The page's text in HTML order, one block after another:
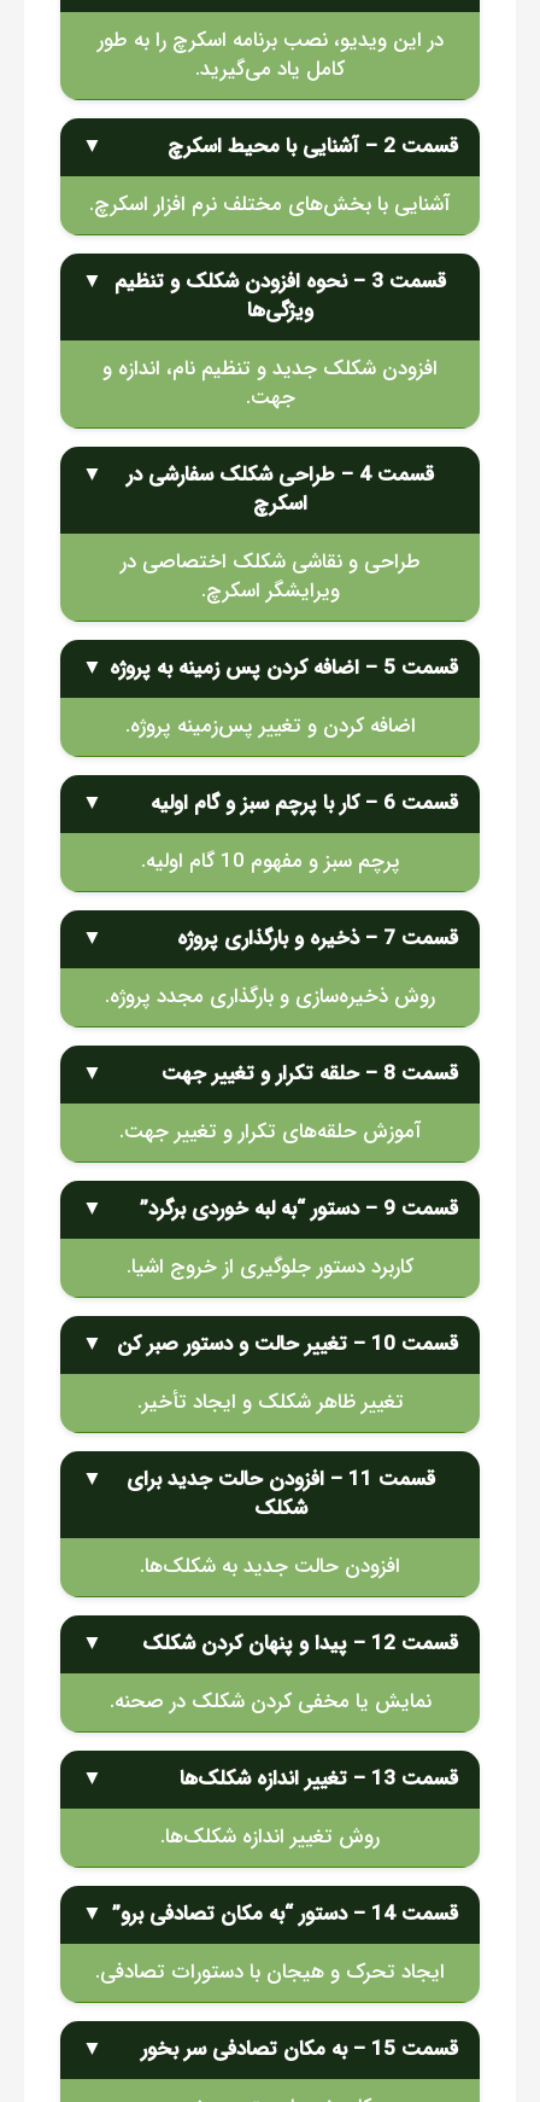
در این ویدیو، نصب برنامه اسکرچ را به طور
کامل یاد می‌گیرید.
قسمت 2 – آشنایی با محیط اسکرچ
▼
آشنایی با بخش‌های مختلف نرم افزار اسکرچ.
قسمت 3 – نحوه افزودن شکلک و تنظیم
ویژگی‌ها
▼
افزودن شکلک جدید و تنظیم نام، اندازه و
جهت.
قسمت 4 – طراحی شکلک سفارشی در
اسکرچ
▼
طراحی و نقاشی شکلک اختصاصی در
ویرایشگر اسکرچ.
قسمت 5 – اضافه کردن پس زمینه به پروژه
▼
اضافه کردن و تغییر پس‌زمینه پروژه.
قسمت 6 – کار با پرچم سبز و گام اولیه
▼
پرچم سبز و مفهوم 10 گام اولیه.
قسمت 7 – ذخیره و بارگذاری پروژه
▼
روش ذخیره‌سازی و بارگذاری مجدد پروژه.
قسمت 8 – حلقه تکرار و تغییر جهت
▼
آموزش حلقه‌های تکرار و تغییر جهت.
قسمت 9 – دستور “به لبه خوردی برگرد”
▼
کاربرد دستور جلوگیری از خروج اشیا.
قسمت 10 – تغییر حالت و دستور صبر کن
▼
تغییر ظاهر شکلک و ایجاد تأخیر.
قسمت 11 – افزودن حالت جدید برای
شکلک
▼
افزودن حالت جدید به شکلک‌ها.
قسمت 12 – پیدا و پنهان کردن شکلک
▼
نمایش یا مخفی کردن شکلک در صحنه.
قسمت 13 – تغییر اندازه شکلک‌ها
▼
روش تغییر اندازه شکلک‌ها.
قسمت 14 – دستور “به مکان تصادفی برو”
▼
ایجاد تحرک و هیجان با دستورات تصادفی.
قسمت 15 – به مکان تصادفی سر بخور
▼